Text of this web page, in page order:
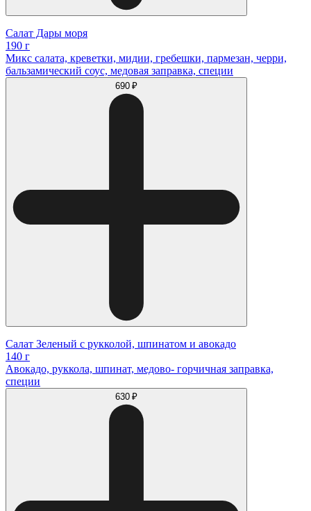
Салат Дары моря
190 г
Микс салата, креветки, мидии, гребешки, пармезан, черри,
бальзамический соус, медовая заправка, специи
690 ₽
Салат Зеленый с рукколой, шпинатом и авокадо
140 г
Авокадо, руккола, шпинат, медово- горчичная заправка,
специи
630 ₽